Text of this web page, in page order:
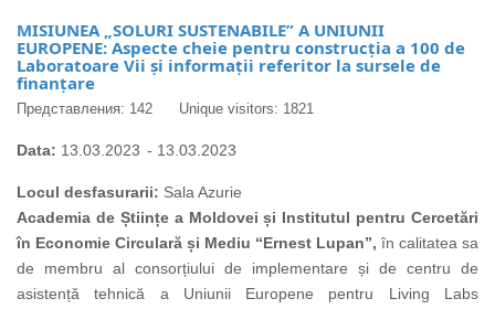
MISIUNEA „SOLURI SUSTENABILE” A UNIUNII
EUROPENE: Aspecte cheie pentru construcția a 100 de
Laboratoare Vii și informații referitor la sursele de
finanțare
Представления: 142 Unique visitors: 1821
Data: 13.03.2023 - 13.03.2023
Locul desfasurarii: Sala Azurie
Academia de Științe a Moldovei și Institutul pentru Cercetări
în Economie Circulară și Mediu “Ernest Lupan”, în calitatea sa
de membru al consorțiului de implementare și de centru de
asistență tehnică a Uniunii Europene pentru Living Labs